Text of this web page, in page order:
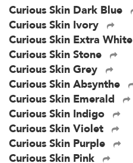
Curious Skin Dark Blue
Curious Skin Ivory
Curious Skin Extra White
Curious Skin Stone
Curious Skin Grey
Curious Skin Absynthe
Curious Skin Emerald
Curious Skin Indigo
Curious Skin Violet
Curious Skin Purple
Curious Skin Pink